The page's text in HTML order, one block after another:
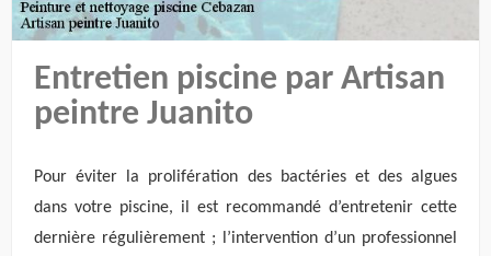
Entretien piscine par Artisan
peintre Juanito
Pour éviter la prolifération des bactéries et des algues
dans votre piscine, il est recommandé d’entretenir cette
dernière régulièrement ; l’intervention d’un professionnel